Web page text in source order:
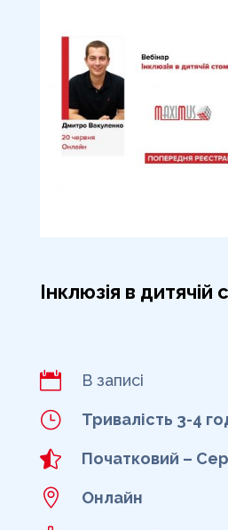
Інклюзія в дитячій
 В записі
} Тривалість 3-4
 Початковий –
 Онлайн